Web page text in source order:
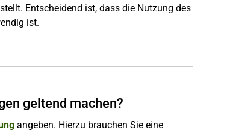
Entscheidend ist, dass die Nutzung des
ist.
geltend machen?
angeben. Hierzu brauchen Sie eine